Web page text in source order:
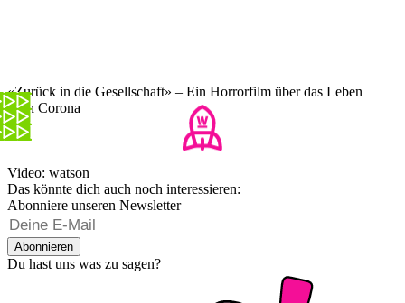
«Zurück in die Gesellschaft» – Ein Horrorfilm über das Leben
nach Corona
Video: watson
Das könnte dich auch noch interessieren:
Abonniere unseren Newsletter
Abonnieren
Du hast uns was zu sagen?